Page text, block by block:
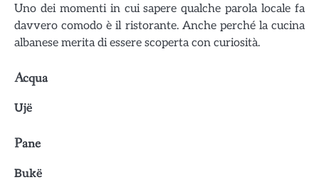
Uno dei momenti in cui sapere qualche parola locale fa
davvero comodo è il ristorante. Anche perché la cucina
albanese merita di essere scoperta con curiosità.
Acqua
Ujë
Pane
Bukë